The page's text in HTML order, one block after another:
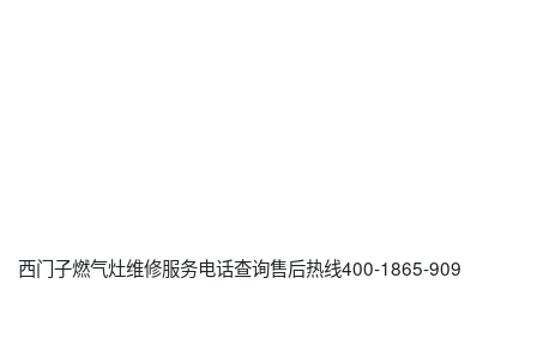
西门子燃气灶维修服务电话查询售后热线400-1865-909